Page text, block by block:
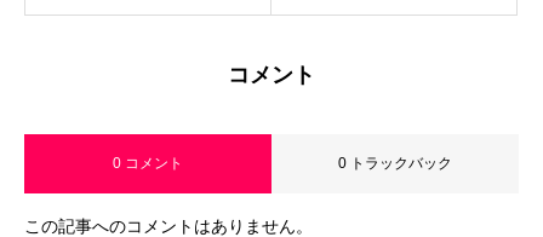
コメント
0 コメント 0 トラックバック
この記事へのコメントはありません。